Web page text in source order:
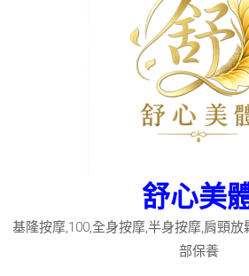
舒心美
基隆按摩,100,全身按摩,半身按摩,肩頸
部保養